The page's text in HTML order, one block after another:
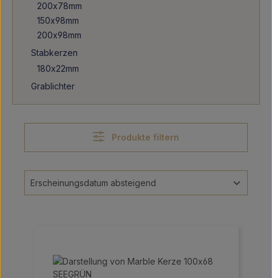
200x78mm
150x98mm
200x98mm
Stabkerzen
180x22mm
Grablichter
Produkte filtern